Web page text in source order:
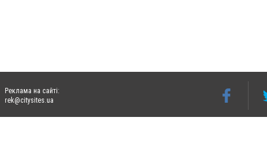
Реклама на сайті:
rek@citysites.ua